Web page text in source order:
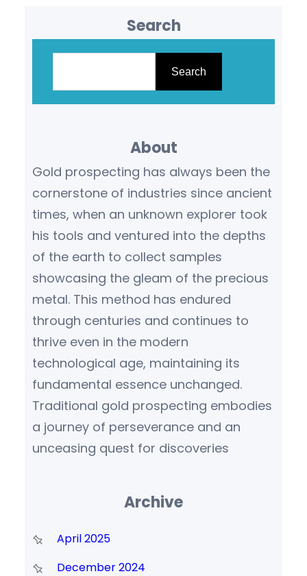
Search
Search
About
Gold prospecting has always been the
cornerstone of industries since ancient
times, when an unknown explorer took
his tools and ventured into the depths
of the earth to collect samples
showcasing the gleam of the precious
metal. This method has endured
through centuries and continues to
thrive even in the modern
technological age, maintaining its
fundamental essence unchanged.
Traditional gold prospecting embodies
a journey of perseverance and an
unceasing quest for discoveries
Archive
April 2025
December 2024